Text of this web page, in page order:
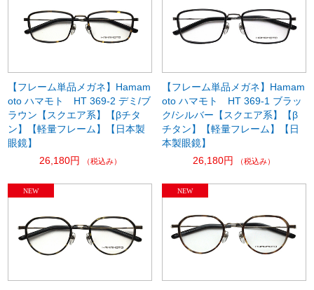
【フレーム単品メガネ】Hamam
oto ハマモト HT 369-2 デミ/ブ
ラウン【スクエア系】【βチタ
ン】【軽量フレーム】【日本製
眼鏡】
26,180円
（税込み）
【フレーム単品メガネ】Hamam
oto ハマモト HT 369-1 ブラッ
ク/シルバー【スクエア系】【β
チタン】【軽量フレーム】【日
本製眼鏡】
26,180円
（税込み）